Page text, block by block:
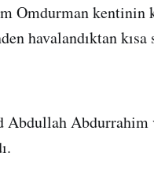
Omdurman
havalandıktan
Abdullah Abdurrahim